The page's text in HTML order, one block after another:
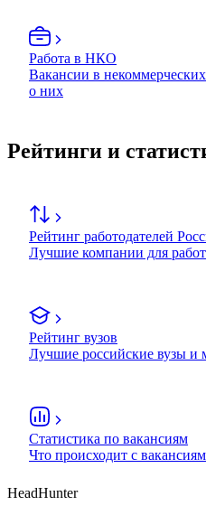
Работа в НКО
Вакансии в
о них
Рейтинги и
Рейтинг работодателей
Лучшие компании для
Рейтинг вузов
Лучшие российские вузы и
Статистика по вакансиям
Что происходит с
HeadHunter